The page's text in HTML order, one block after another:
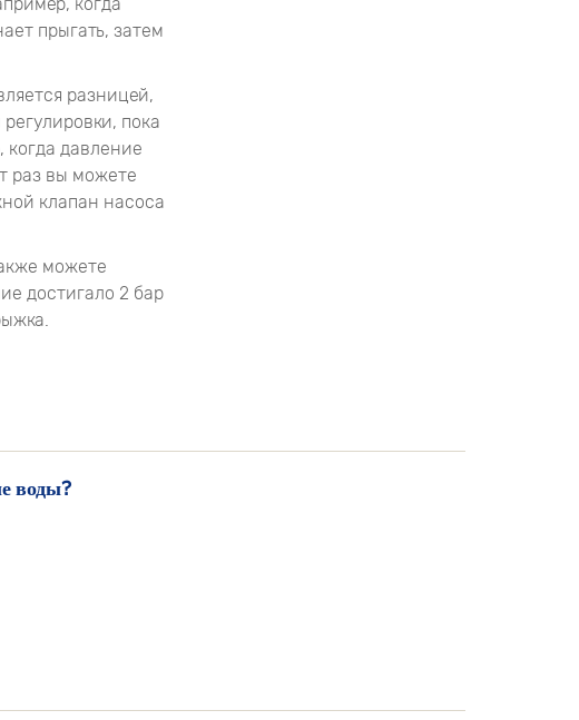
когда
прыгать, затем
разницей,
пока
когда давление
раз вы можете
клапан насоса
можете
достигало 2 бар
воды?